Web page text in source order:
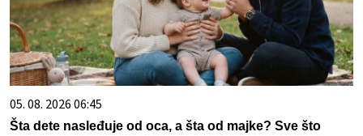
05. 08. 2026 06:45
Šta dete nasleđuje od oca, a šta od majke? Sve što